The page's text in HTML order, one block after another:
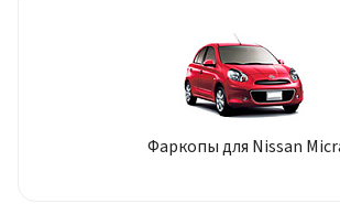
Фаркопы для Nissan